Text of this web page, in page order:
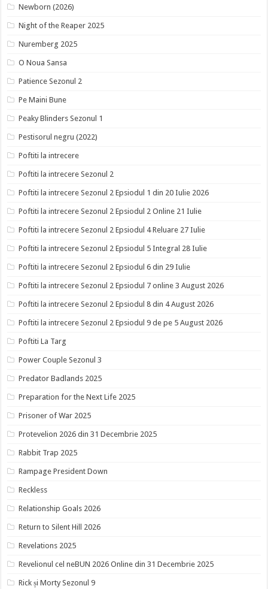
Newborn (2026)
Night of the Reaper 2025
Nuremberg 2025
O Noua Sansa
Patience Sezonul 2
Pe Maini Bune
Peaky Blinders Sezonul 1
Pestisorul negru (2022)
Poftiti la intrecere
Poftiti la intrecere Sezonul 2
Poftiti la intrecere Sezonul 2 Epsiodul 1 din 20 Iulie 2026
Poftiti la intrecere Sezonul 2 Epsiodul 2 Online 21 Iulie
Poftiti la intrecere Sezonul 2 Epsiodul 4 Reluare 27 Iulie
Poftiti la intrecere Sezonul 2 Epsiodul 5 Integral 28 Iulie
Poftiti la intrecere Sezonul 2 Epsiodul 6 din 29 Iulie
Poftiti la intrecere Sezonul 2 Epsiodul 7 online 3 August 2026
Poftiti la intrecere Sezonul 2 Epsiodul 8 din 4 August 2026
Poftiti la intrecere Sezonul 2 Epsiodul 9 de pe 5 August 2026
Poftiti La Targ
Power Couple Sezonul 3
Predator Badlands 2025
Preparation for the Next Life 2025
Prisoner of War 2025
Protevelion 2026 din 31 Decembrie 2025
Rabbit Trap 2025
Rampage President Down
Reckless
Relationship Goals 2026
Return to Silent Hill 2026
Revelations 2025
Revelionul cel neBUN 2026 Online din 31 Decembrie 2025
Rick și Morty Sezonul 9